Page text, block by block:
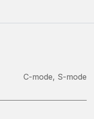
C-mode, S-mode